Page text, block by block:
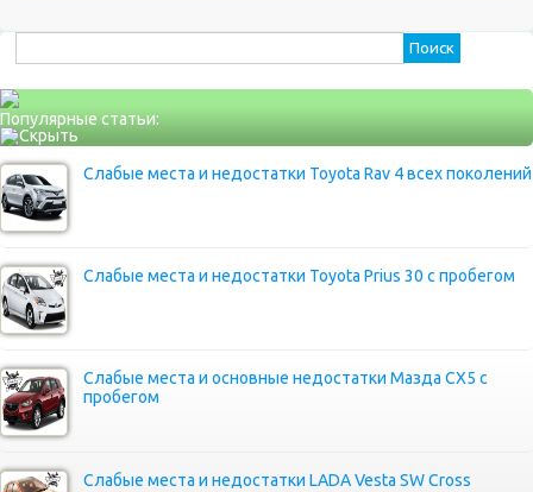
Популярные статьи:
Слабые места и недостатки Toyota Rav 4 всех поколений
Слабые места и недостатки Toyota Prius 30 с пробегом
Слабые места и основные недостатки Мазда СХ5 с
пробегом
Слабые места и недостатки LADA Vesta SW Cross